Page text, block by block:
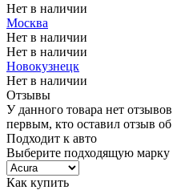
Нет в наличии
Москва
Нет в наличии
Нет в наличии
Новокузнецк
Нет в наличии
Отзывы
У данного товара нет
первым, кто оставил отзыв
Подходит к авто
Выберите подходящую марку
Как купить